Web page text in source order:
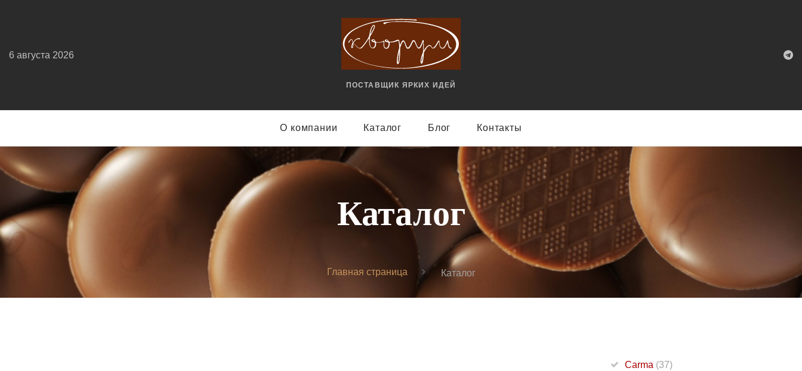
ПОСТАВЩИК ЯРКИX ИДЕЙ
6 августа 2026
О компании Каталог Блог Контакты
Каталог
Главная страница Каталог
Carma (37)